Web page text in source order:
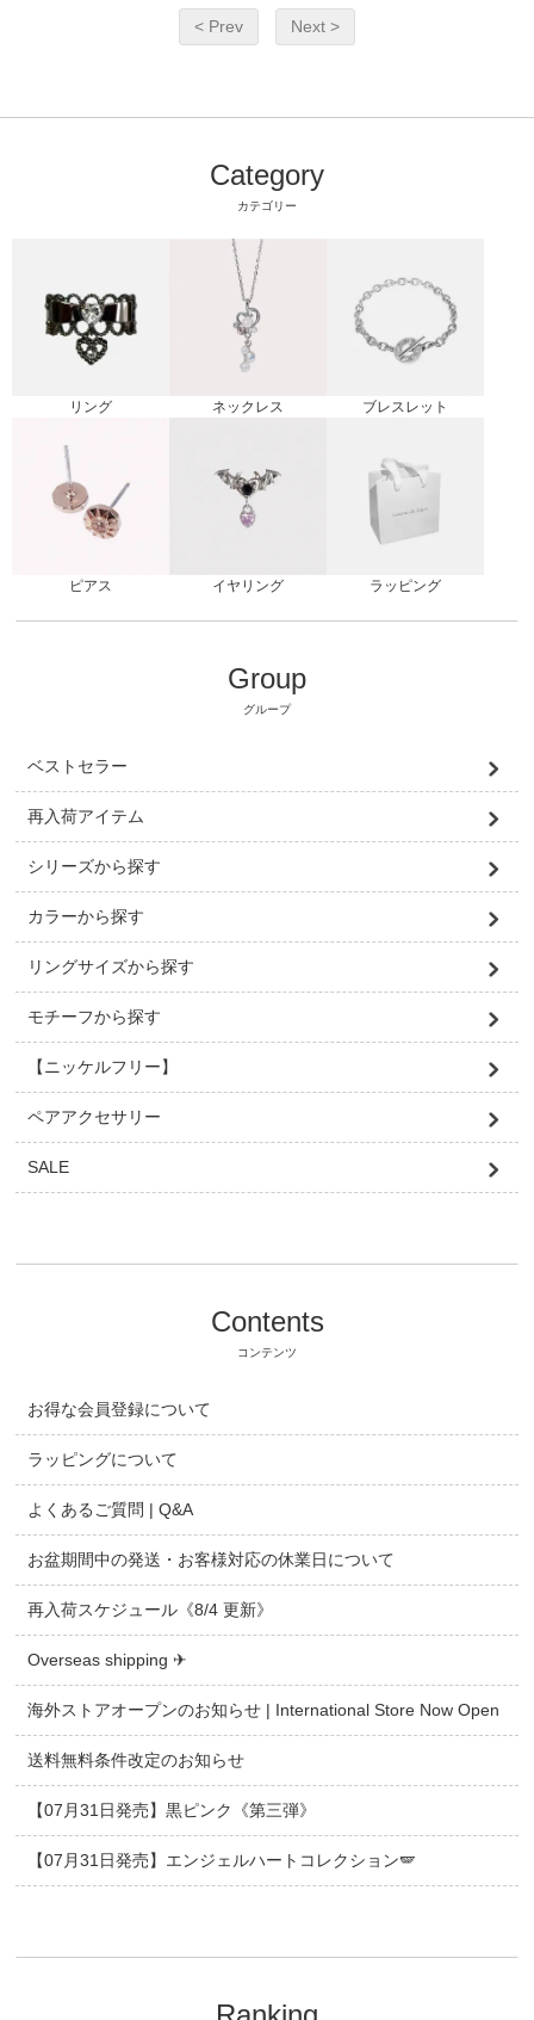
< Prev Next >
Category
カテゴリー
リング ネックレス ブレスレット
ピアス イヤリング ラッピング
Group
グループ
ベストセラー
再入荷アイテム
シリーズから探す
カラーから探す
リングサイズから探す
モチーフから探す
【ニッケルフリー】
ペアアクセサリー
SALE
Contents
コンテンツ
お得な会員登録について
ラッピングについて
よくあるご質問 | Q&A
お盆期間中の発送・お客様対応の休業日について
再入荷スケジュール《8/4 更新》
Overseas shipping ✈
海外ストアオープンのお知らせ | International Store Now Open
送料無料条件改定のお知らせ
【07月31日発売】黒ピンク《第三弾》
【07月31日発売】エンジェルハートコレクション🪽